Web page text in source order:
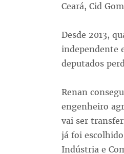
Ceará, Cid
Desde 2013,
independente
deputados
Renan
engenheiro
vai ser
já foi
Indústria e